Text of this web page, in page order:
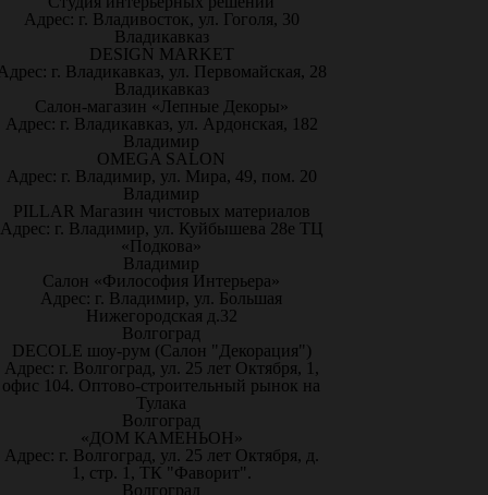
Адрес: г. Владивосток, ул. Гоголя, 30
Владикавказ
DESIGN MARKET
г. Владикавказ, ул. Первомайская, 28
Владикавказ
Салон-магазин «Лепные Декоры»
Адрес: г. Владикавказ, ул. Ардонская, 182
Владимир
OMEGA SALON
Адрес: г. Владимир, ул. Мира, 49, пом. 20
Владимир
PILLAR Магазин чистовых материалов
Адрес: г. Владимир, ул. Куйбышева 28е ТЦ
«Подкова»
Владимир
Салон «Философия Интерьера»
Адрес: г. Владимир, ул. Большая
Нижегородская д.32
Волгоград
DECOLE шоу-рум (Салон "Декорация")
Адрес: г. Волгоград, ул. 25 лет Октября, 1,
офис 104. Оптово-строительный рынок на
Тулака
Волгоград
«ДОМ КАМЕНЬОН»
Адрес: г. Волгоград, ул. 25 лет Октября, д.
1, стр. 1, ТК "Фаворит".
Волгоград